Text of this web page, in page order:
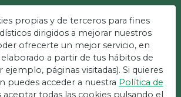
Més Fàcil
+ Senzill i gratis !
propias y de terceros para fines
dirigidos a mejorar nuestros
ofrecerte un mejor servicio, en
a partir de tus hábitos de
páginas visitadas). Si quieres
puedes acceder a nuestra Política de
aceptar todas las cookies pulsando el